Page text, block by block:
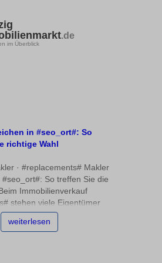
.de
im Überblick
in #seo_ort#: So
richtige Wahl
· #replacements# Makler
So treffen Sie die
Immobilienverkauf
stehen viele Eigentümer
den passenden
Angesichts der Vielzahl
weiterlesen